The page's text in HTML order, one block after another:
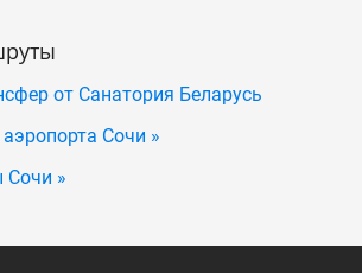
от Санатория Беларусь
Сочи »
Сочи »